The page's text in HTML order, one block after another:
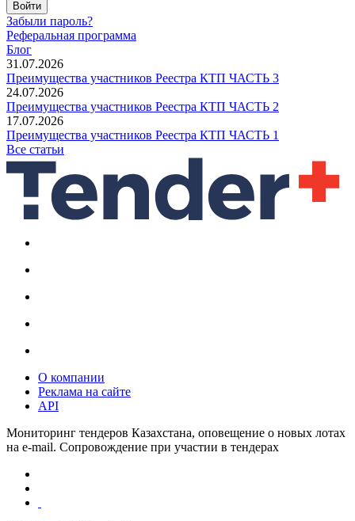
Войти
Забыли пароль?
Реферальная программа
Блог
31.07.2026
Преимущества участников Реестра КТП ЧАСТЬ 3
24.07.2026
Преимущества участников Реестра КТП ЧАСТЬ 2
17.07.2026
Преимущества участников Реестра КТП ЧАСТЬ 1
Все статьи
О компании
Реклама на сайте
API
Мониторинг тендеров Казахстана, оповещение о новых лотах
на e-mail. Сопровождение при участии в тендерах